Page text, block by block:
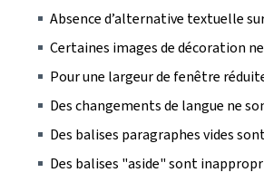
Absence d’alternative textuelle
Certaines images de décoration
Pour une largeur de fenêtre
Des changements de langue ne
Des balises paragraphes vides
Des balises "aside" sont